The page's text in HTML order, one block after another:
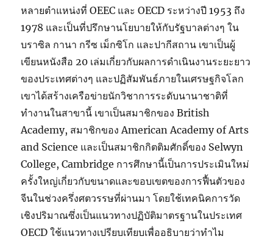
หลายตำแหน่งที่ OEEC และ OECD ระหว่างปี 1953 ถึง
1978 และเป็นที่ปรึกษานโยบายให้กับรัฐบาลต่างๆ ใน
บราซิล กานา กรีซ เม็กซิโก และปากีสถาน เขาเป็นผู้
เขียนหนังสือ 20 เล่มเกี่ยวกับผลการดำเนินงานระยะยาว
ของประเทศต่างๆ และปฏิสัมพันธ์ภายในเศรษฐกิจโลก
เขาได้สร้างเครือข่ายนักวิชาการระดับนานาชาติที่
ทำงานในสาขานี้ เขาเป็นสมาชิกของ British
Academy, สมาชิกของ American Academy of Arts
and Science และเป็นสมาชิกกิตติมศักดิ์ของ Selwyn
College, Cambridge การศึกษานี้เป็นการประเมินใหม่
ครั้งใหญ่เกี่ยวกับขนาดและขอบเขตของการฟื้นตัวของ
จีนในช่วงครึ่งศตวรรษที่ผ่านมา โดยใช้เทคนิคการวัด
เชิงปริมาณซึ่งเป็นแนวทางปฏิบัติมาตรฐานในประเทศ
OECD ใช้แนวทางเปรียบเทียบเพื่ออธิบายว่าทำไม